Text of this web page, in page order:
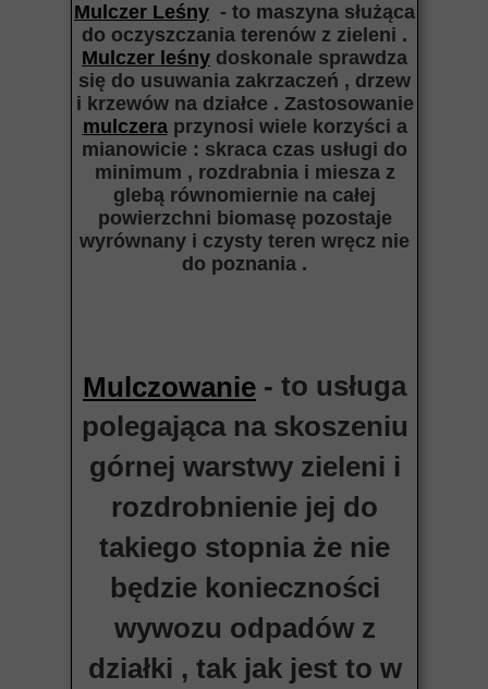
Mulczer Leśny - to maszyna służąca
do oczyszczania terenów z zieleni .
Mulczer leśny doskonale sprawdza
się do usuwania zakrzaczeń , drzew
i krzewów na działce . Zastosowanie
mulczeraprzynosi wiele korzyści a
mianowicie : skraca czas usługi do
minimum , rozdrabnia i miesza z
glebą równomiernie na całej
powierzchni biomasę pozostaje
wyrównany i czysty teren wręcz nie
do poznania .
Mulczowanie - to usługa
polegająca na skoszeniu
górnej warstwy zieleni i
rozdrobnienie jej do
takiego stopnia że nie
będzie konieczności
wywozu odpadów z
działki , tak jak jest to w